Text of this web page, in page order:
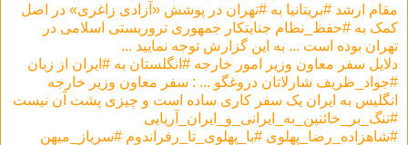
مقام ارشد #بریتانیا به #تهران در پوشش «آزادی زاغری» در اصل
کمک به #حفظ_نظام جنایتکار جمهوری تروریستی اسلامی در
تهران بوده است ... به این گزارش توجه نمایید ...
دلایل سفر معاون وزیر امور خارجه #انگلستان به #ایران از زبان
#جواد_ظریف شارلاتان دروغگو ... : سفر معاون وزیر خارجه
انگلیس به ایران یک سفر کاری ساده است و چیزی پشت آن نیست
#ننگ_بر_خائنین_به_ایرانی_و_ایران_آریایی
#شاهزاده_رضا_پهلوی #با_پهلوی_تا_رفراندوم #سریاز_میهن